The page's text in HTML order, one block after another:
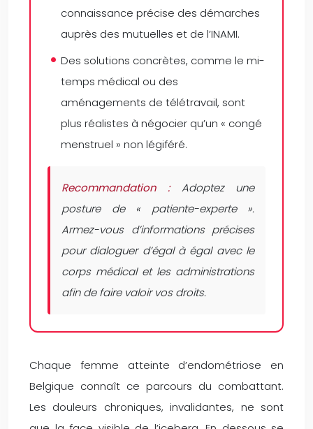
connaissance précise des démarches
auprès des mutuelles et de l’INAMI.
Des solutions concrètes, comme le mi-
temps médical ou des
aménagements de télétravail, sont
plus réalistes à négocier qu’un « congé
menstruel » non légiféré.
Recommandation :Adoptez une
posture de « patiente-experte ».
Armez-vous d’informations précises
pour dialoguer d’égal à égal avec le
corps médical et les administrations
afin de faire valoir vos droits.
Chaque femme atteinte d’endométriose en
Belgique connaît ce parcours du combattant.
Les douleurs chroniques, invalidantes, ne sont